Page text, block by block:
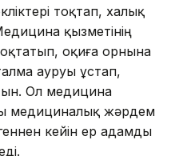
тоқтап, халық
қызметінің
оқиға орнына
ауруы ұстап,
Ол медицина
медициналық жәрдем
кейін ер адамды